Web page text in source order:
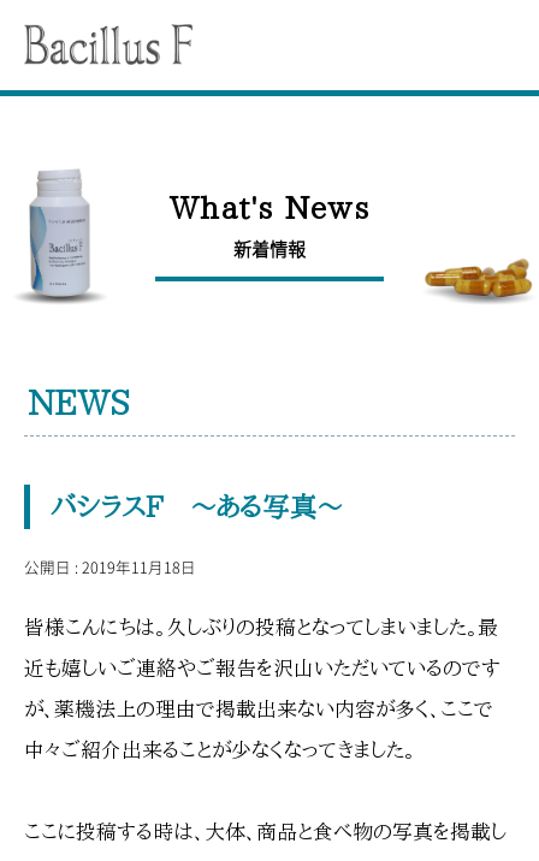
HISTORY
誕生秘話
よくあるご質問
What's News
新着情報
NEWS
バシラスF ～ある写真～
公開日 : 2019年11月18日
皆様こんにちは。久しぶりの投稿となってしまいました。最
近も嬉しいご連絡やご報告を沢山いただいているのです
が、薬機法上の理由で掲載出来ない内容が多く、ここで
中々ご紹介出来ることが少なくなってきました。
ここに投稿する時は、大体、商品と食べ物の写真を掲載し